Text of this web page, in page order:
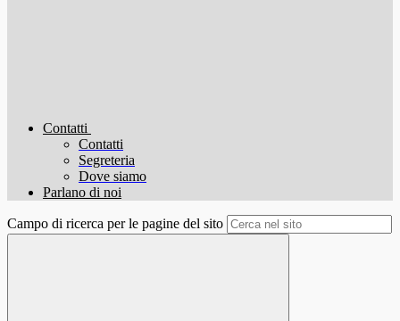
Contatti
Contatti
Segreteria
Dove siamo
Parlano di noi
Campo di ricerca per le pagine del sito